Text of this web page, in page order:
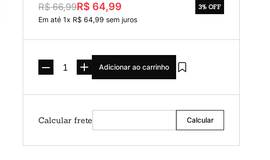
R$ 66,99R$ 64,99
Em até 1x R$ 64,99 sem juros
3% OFF
Adicionar ao carrinho